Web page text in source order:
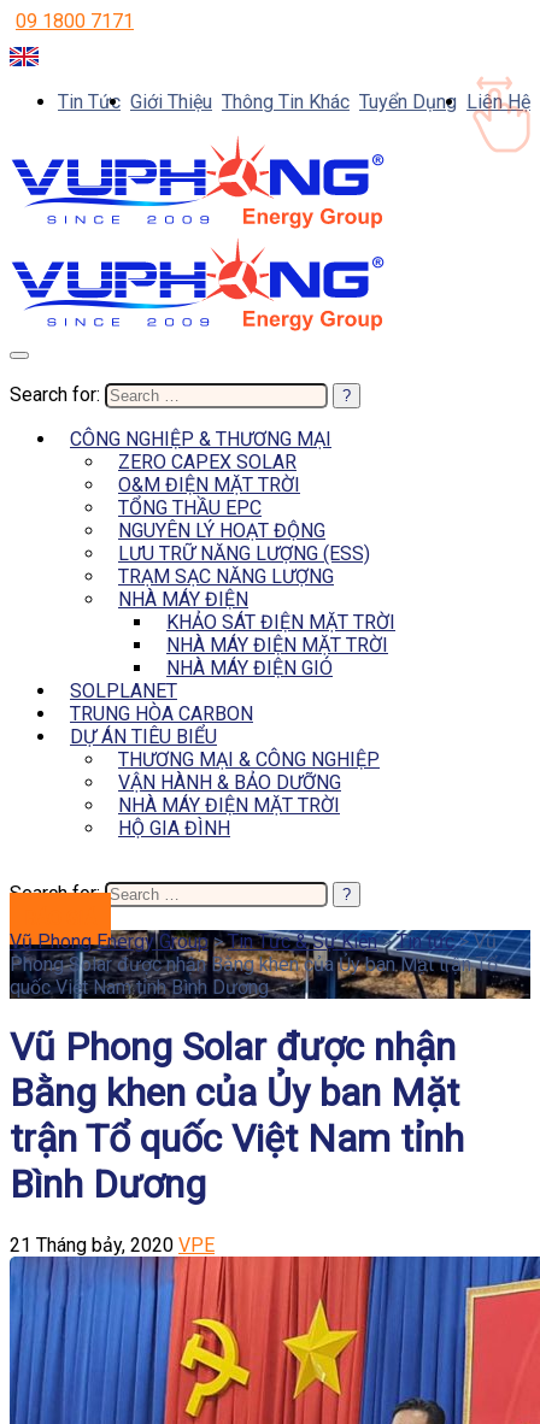
09 1800 7171
Tin Tức Giới Thiệu Thông Tin Khác Tuyển Dụng Liên Hệ
Search for:
CÔNG NGHIỆP & THƯƠNG MẠI
ZERO CAPEX SOLAR
O&M ĐIỆN MẶT TRỜI
TỔNG THẦU EPC
NGUYÊN LÝ HOẠT ĐỘNG
LƯU TRỮ NĂNG LƯỢNG (ESS)
TRẠM SẠC NĂNG LƯỢNG
NHÀ MÁY ĐIỆN
KHẢO SÁT ĐIỆN MẶT TRỜI
NHÀ MÁY ĐIỆN MẶT TRỜI
NHÀ MÁY ĐIỆN GIÓ
SOLPLANET
TRUNG HÒA CARBON
DỰ ÁN TIÊU BIỂU
THƯƠNG MẠI & CÔNG NGHIỆP
VẬN HÀNH & BẢO DƯỠNG
NHÀ MÁY ĐIỆN MẶT TRỜI
HỘ GIA ĐÌNH
Search for:
Vũ Phong Energy Group >Tin Tức & Sự Kiện>Tin tức>Vũ
Phong Solar được nhận Bằng khen của Ủy ban Mặt trận Tổ
quốc Việt Nam tỉnh Bình Dương
Vũ Phong Solar được nhận
Bằng khen của Ủy ban Mặt
trận Tổ quốc Việt Nam tỉnh
Bình Dương
21 Tháng bảy, 2020 VPE